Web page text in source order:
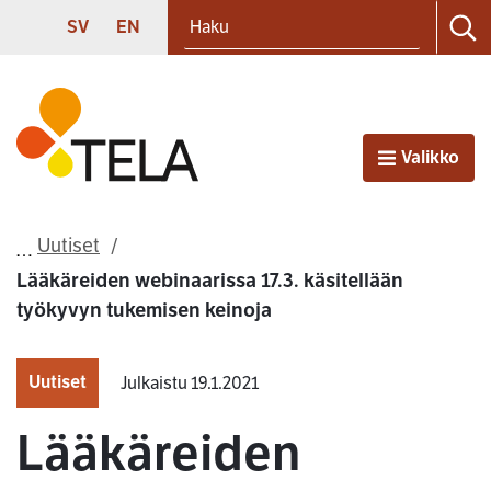
Siirry sisältöön
SVENSKA
SV ENGLISH
EN
Etusivu
AvaaValikko
Uutiset
Lääkäreiden webinaarissa 17.3. käsitellään
työkyvyn tukemisen keinoja
Uutiset Julkaistu 19.1.2021
Lääkäreiden